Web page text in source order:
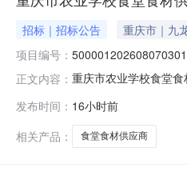
招标｜招标公告 重庆市｜九
项目编号：
正文内容： 重庆市农业学校食堂
第二年（万元）第三
本项是2家入围中
发布时间： 16小时前
相关产品：
食堂食材供应商